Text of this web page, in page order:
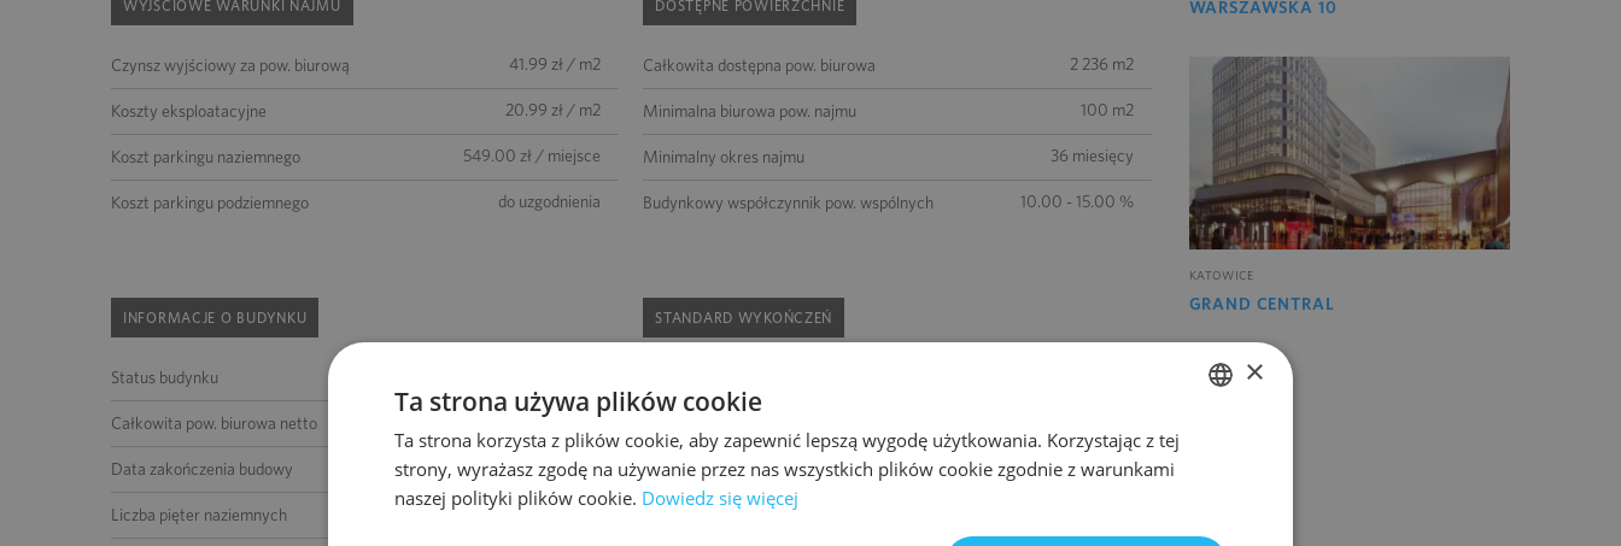
WYJŚCIOWE WARUNKI NAJMU
Czynsz wyjściowy za pow. biurową 41.99 zł / m2
Koszty eksploatacyjne 20.99 zł / m2
Koszt parkingu naziemnego 549.00 zł / miejsce
Koszt parkingu podziemnego do uzgodnienia
DOSTĘPNE POWIERZCHNIE
Całkowita dostępna pow. biurowa 2 236 m2
Minimalna biurowa pow. najmu 100 m2
Minimalny okres najmu 36 miesięcy
Budynkowy współczynnik pow. wspólnych 10.00 - 15.00 %
INFORMACJE O BUDYNKU
Status budynku
Całkowita pow. biurowa netto 12 500 m2
Data zakończenia budowy 1963
Liczba pięter naziemnych 10 (łącznie z parterem)
STANDARD WYKOŃCZEŃ
okablowanie telefoniczne okablowanie komputerowe
okablowanie elektryczne
WARSZAWSKA 10
KATOWICE
GRAND CENTRAL
×
Ta strona używa plików cookie
Ta strona korzysta z plików cookie, aby zapewnić lepszą wygodę użytkowania. Korzystając z tej
strony, wyrażasz zgodę na używanie przez nas wszystkich plików cookie zgodnie z warunkami
naszej polityki plików cookie. Dowiedz się więcej